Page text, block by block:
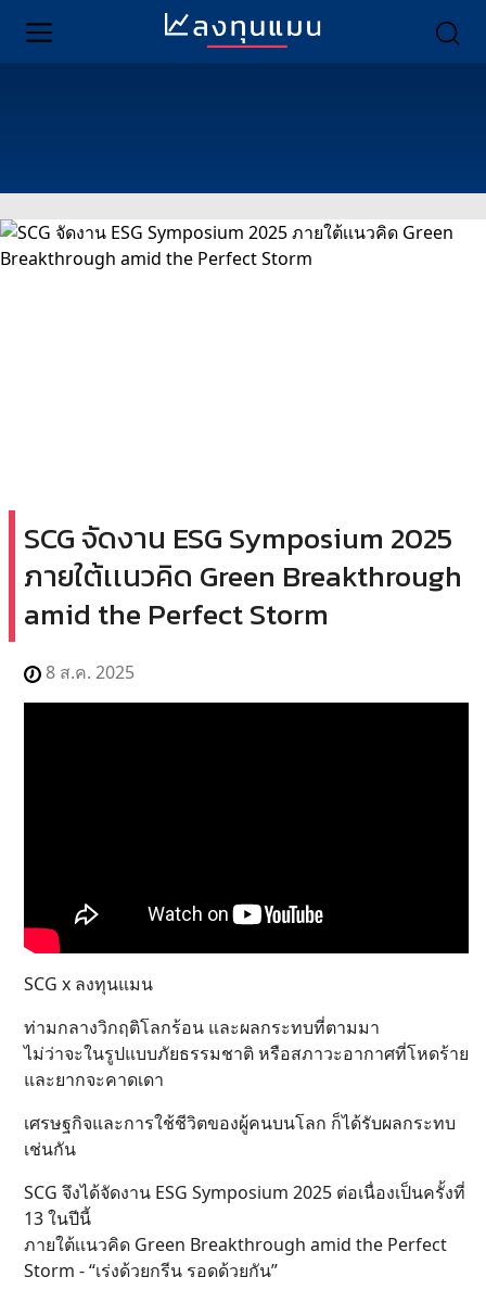
SCG จัดงาน ESG Symposium 2025
ภายใต้เเนวคิด Green Breakthrough
amid the Perfect Storm
8 ส.ค. 2025
SCG x ลงทุนแมน
ท่ามกลางวิกฤติโลกร้อน และผลกระทบที่ตามมา
ไม่ว่าจะในรูปแบบภัยธรรมชาติ หรือสภาวะอากาศที่โหดร้าย
และยากจะคาดเดา
เศรษฐกิจและการใช้ชีวิตของผู้คนบนโลก ก็ได้รับผลกระทบ
เช่นกัน
SCG จึงได้จัดงาน ESG Symposium 2025 ต่อเนื่องเป็นครั้งที่
13 ในปีนี้
ภายใต้เเนวคิด Green Breakthrough amid the Perfect
Storm - “เร่งด้วยกรีน รอดด้วยกัน”